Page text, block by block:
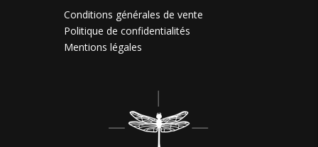
Conditions générales de vente
Politique de confidentialités
Mentions légales